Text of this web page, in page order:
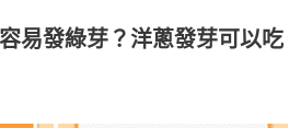
易發綠芽？洋蔥發芽可以吃